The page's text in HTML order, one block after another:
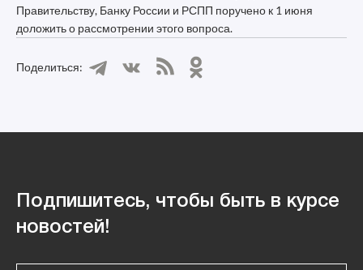
Правительству, Банку России и РСПП поручено к 1 июня
доложить о рассмотрении этого вопроса.
Поделиться:
Подпишитесь, чтобы быть в курсе
новостей!